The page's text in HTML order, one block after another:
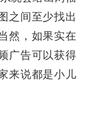
之间至少找出
然，如果实在
广告可以获得
来说都是小儿